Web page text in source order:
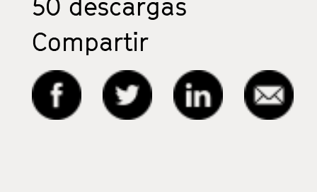
50 descargas
Compartir